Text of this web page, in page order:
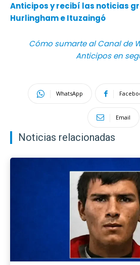
Anticipos y recibí las noticias
Hurlingham e Ituzaingó
Cómo sumarte al Canal de
Anticipos en
WhatsApp
Email
Noticias relacionadas